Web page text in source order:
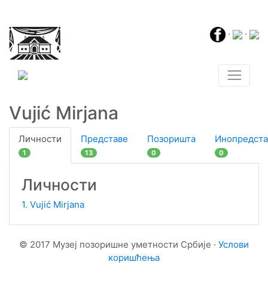
· ·
Vujić Mirjana
Личности
1
Представе
13
Позоришта
0 0
Личности
1. Vujić Mirjana
© 2017 Музеј позоришне уметности Србије · Услови
коришћења